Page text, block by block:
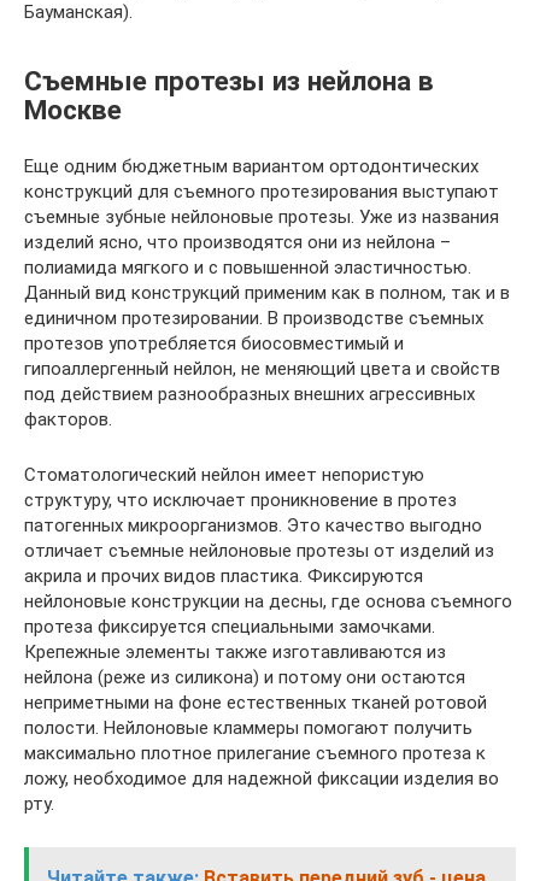
Бауманская).
Съемные протезы из нейлона в
Москве
Еще одним бюджетным вариантом ортодонтических
конструкций для съемного протезирования выступают
съемные зубные нейлоновые протезы. Уже из названия
изделий ясно, что производятся они из нейлона –
полиамида мягкого и с повышенной эластичностью.
Данный вид конструкций применим как в полном, так и в
единичном протезировании. В производстве съемных
протезов употребляется биосовместимый и
гипоаллергенный нейлон, не меняющий цвета и свойств
под действием разнообразных внешних агрессивных
факторов.
Стоматологический нейлон имеет непористую
структуру, что исключает проникновение в протез
патогенных микроорганизмов. Это качество выгодно
отличает съемные нейлоновые протезы от изделий из
акрила и прочих видов пластика. Фиксируются
нейлоновые конструкции на десны, где основа съемного
протеза фиксируется специальными замочками.
Крепежные элементы также изготавливаются из
нейлона (реже из силикона) и потому они остаются
неприметными на фоне естественных тканей ротовой
полости. Нейлоновые кламмеры помогают получить
максимально плотное прилегание съемного протеза к
ложу, необходимое для надежной фиксации изделия во
рту.